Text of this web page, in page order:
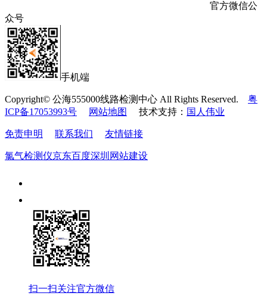
官方微信公
众号
手机端
Copyright© 公海555000线路检测中心 All Rights Reserved. 粤
ICP备17053993号
网站地图 技术支持： 国人伟业
免责申明 联系我们 友情链接
氯气检测仪京东百度深圳网站建设
扫一扫关注官方微信